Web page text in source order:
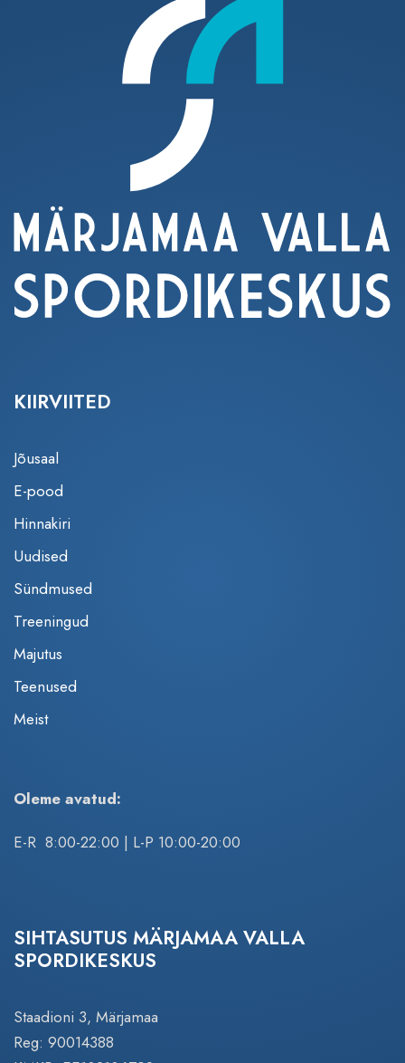
KIIRVIITED
Jõusaal
E-pood
Hinnakiri
Uudised
Sündmused
Treeningud
Majutus
Teenused
Meist
Oleme avatud:
E-R 8:00-22:00 | L-P 10:00-20:00
SIHTASUTUS MÄRJAMAA VALLA
SPORDIKESKUS
Staadioni 3, Märjamaa
Reg: 90014388